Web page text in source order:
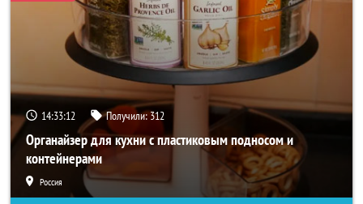
14:33:10 Получили:312
Органайзер для кухни с пластиковым подносом и
контейнерами
Россия